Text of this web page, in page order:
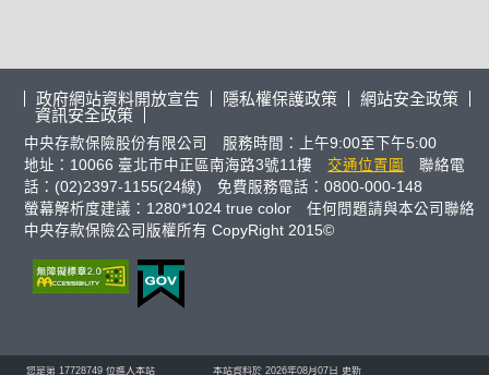
政府網站資料開放宣告 隱私權保護政策
網站安全政策
資訊安全政策
中央存款保險股份有限公司 服務時間：上午9:00至下午5:00
地址：10066 臺北市中正區南海路3號11樓
交通位置圖
聯絡電
話：(02)2397-1155(24線) 免費服務電話：0800-000-148
螢幕解析度建議：1280*1024 true color 任何問題請與本公司聯絡
中央存款保險公司版權所有 CopyRight 2015©
您是第 17728749 位進入本站 本站資料於 2026年08月07日 更新